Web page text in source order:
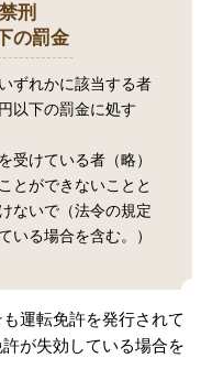
刑
の罰金
ずれかに該当する者
以下の罰金に処す
けている者（略）
とができないことと
ないで（法令の規定
いる場合を含む。）
運転免許を発行されて
が失効している場合を